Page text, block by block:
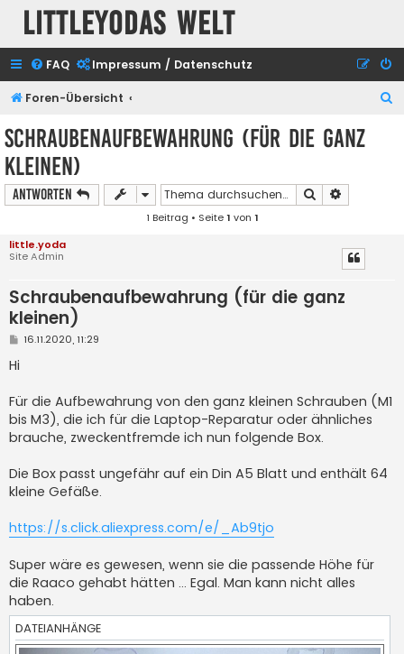
Littleyodas Welt
FAQ Impressum / Datenschutz
Foren-Übersicht
Schraubenaufbewahrung (für die ganz
kleinen)
Antworten Suche
1 Beitrag • Seite1 von 1
little.yoda
Site Admin
Schraubenaufbewahrung (für die ganz
kleinen)
B
a
g
16.11.2020, 11:29
Hi
Für die Aufbewahrung von den ganz kleinen Schrauben (M1
bis M3), die ich für die Laptop-Reparatur oder ähnliches
brauche, zweckentfremde ich nun folgende Box.
Die Box passt ungefähr auf ein Din A5 Blatt und enthält 64
kleine Gefäße.
https://s.click.aliexpress.com/e/_Ab9tjo
Super wäre es gewesen, wenn sie die passende Höhe für
die Raaco gehabt hätten ... Egal. Man kann nicht alles
haben.
DATEIANHÄNGE